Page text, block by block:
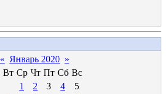
« Январь 2020 »
Вт Ср Чт Пт Сб Вс
1
2 3 4
5